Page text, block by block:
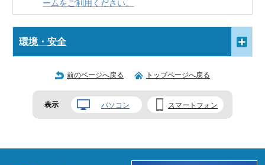
ームをご利用ください。
環境・安全
前のページへ戻る トップページへ戻る
表示 パソコン スマートフォン